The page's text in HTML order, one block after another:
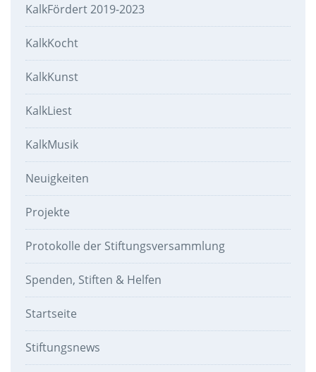
KalkFördert 2019-2023
KalkKocht
KalkKunst
KalkLiest
KalkMusik
Neuigkeiten
Projekte
Protokolle der Stiftungsversammlung
Spenden, Stiften & Helfen
Startseite
Stiftungsnews